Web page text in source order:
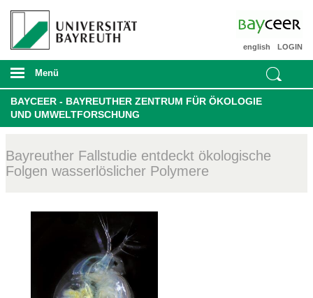
LOGIN
english
Menü
BAYCEER - BAYREUTHER ZENTRUM FÜR ÖKOLOGIE
UND UMWELTFORSCHUNG
Bayreuther Fallstudie entdeckt ökologische
Folgen wasserlöslicher Polymere